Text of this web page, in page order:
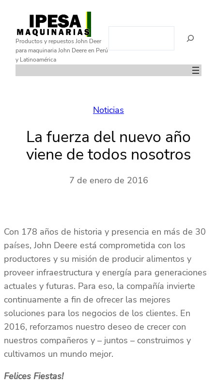
contenido
Productos y repuestos John Deer
para maquinaria John Deere en Perú
y Latinoamérica
Noticias
La fuerza del nuevo año
viene de todos nosotros
7 de enero de 2016
Con 178 años de historia y presencia en más de 30
países, John Deere está comprometida con los
productores y su misión de producir alimentos y
proveer infraestructura y energía para generaciones
actuales y futuras. Para eso, la compañía invierte
continuamente a fin de ofrecer las mejores
soluciones para los negocios de los clientes. En
2016, reforzamos nuestro deseo de crecer con
nuestros compañeros y – juntos – construimos y
cultivamos un mundo mejor.
Felices Fiestas!